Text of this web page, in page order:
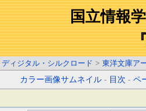
国立情報
ディジタル・シルクロード > 東洋文庫ア
カラー画像サムネイル - 目次 -ペ